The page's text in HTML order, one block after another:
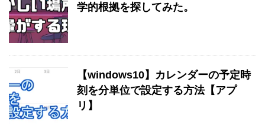
学的根拠を探してみた。
【windows10】カレンダーの予定時
刻を分単位で設定する方法【アプ
リ】